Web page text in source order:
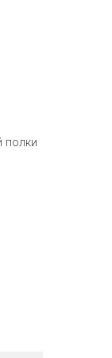
полки